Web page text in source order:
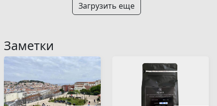
Загрузить еще
Заметки